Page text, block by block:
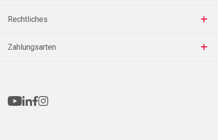
Rechtliches
Zahlungsarten